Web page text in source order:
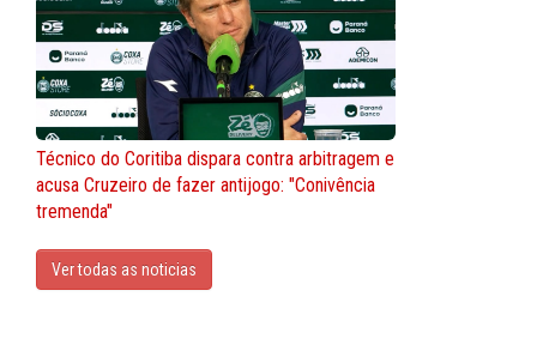
Técnico do Coritiba dispara contra arbitragem e
acusa Cruzeiro de fazer antijogo: "Conivência
tremenda"
Ver todas as noticias